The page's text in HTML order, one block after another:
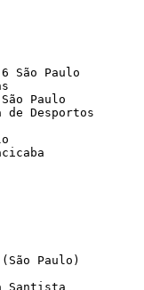
São Paulo
Paulo
de Desportos
Paulo)
Santista